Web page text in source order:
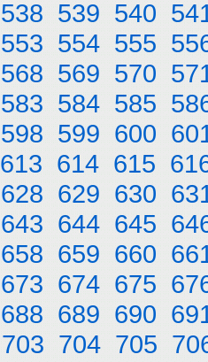
538 539 540
553 554 555
568 569 570
583 584 585
598 599 600
613 614 615
628 629 630
643 644 645
658 659 660
673 674 675
688 689 690
703 704 705